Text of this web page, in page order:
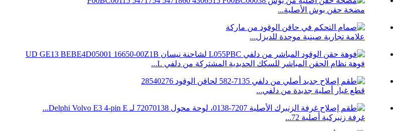
مضخة حقن بوش الأصلية...
علامة تجارية صينية موحدة للديزل...
فوهة نظام الحقن المباشر للسكك الحديدية المشتركة من دلفي L...
قطع غيار أصلية جديدة من دلفي...
غرفة زنبركية أصلية 72...